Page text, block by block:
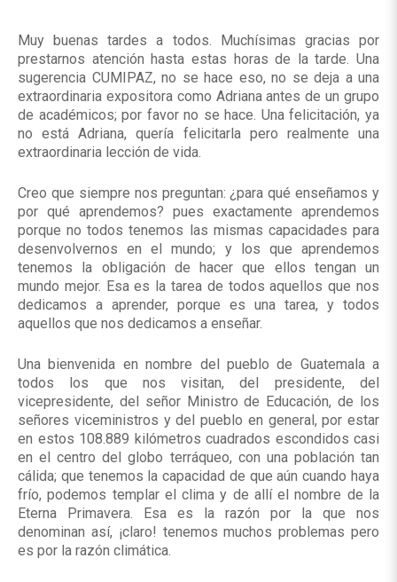
Muy buenas tardes a todos. Muchísimas gracias por
prestarnos atención hasta estas horas de la tarde. Una
sugerencia CUMIPAZ, no se hace eso, no se deja a una
extraordinaria expositora como Adriana antes de un grupo
de académicos; por favor no se hace. Una felicitación, ya
no está Adriana, quería felicitarla pero realmente una
extraordinaria lección de vida.
Creo que siempre nos preguntan: ¿para qué enseñamos y
por qué aprendemos? pues exactamente aprendemos
porque no todos tenemos las mismas capacidades para
desenvolvernos en el mundo; y los que aprendemos
tenemos la obligación de hacer que ellos tengan un
mundo mejor. Esa es la tarea de todos aquellos que nos
dedicamos a aprender, porque es una tarea, y todos
aquellos que nos dedicamos a enseñar.
Una bienvenida en nombre del pueblo de Guatemala a
todos los que nos visitan, del presidente, del
vicepresidente, del señor Ministro de Educación, de los
señores viceministros y del pueblo en general, por estar
en estos 108.889 kilómetros cuadrados escondidos casi
en el centro del globo terráqueo, con una población tan
cálida; que tenemos la capacidad de que aún cuando haya
frío, podemos templar el clima y de allí el nombre de la
Eterna Primavera. Esa es la razón por la que nos
denominan así, ¡claro! tenemos muchos problemas pero
es por la razón climática.